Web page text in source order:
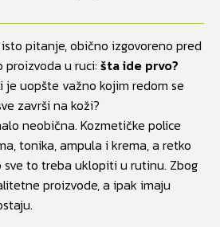
pitanje, obično izgovoreno pred
u ruci: šta ide prvo?
je uopšte važno kojim redom se
završi na koži?
neobična. Kozmetičke police
tonika, ampula i krema, a retko
sve to treba uklopiti u rutinu. Zbog
proizvode, a ipak imaju